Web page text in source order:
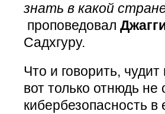
знать в какой
проповедовал
Садхгуру.
Что и говорить,
вот только отнюдь
кибербезопасность в